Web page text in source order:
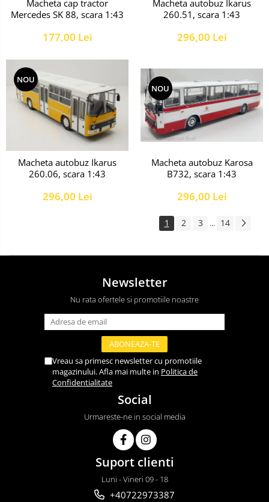
Macheta cap tractor
Mercedes SK 88, scara 1:43
177,00 Lei
Macheta autobuz Ikarus
260.51, scara 1:43
296,00 Lei
NOU
Macheta autobuz Ikarus
260.06, scara 1:43
296,00 Lei
NOU
Macheta autobuz Karosa
B732, scara 1:43
296,00 Lei
1 2 3 ... 14
Newsletter
Nu rata ofertele si promotiile noastre
Vreau sa primesc newsletter cu promotiile
magazinului. Afla mai multe in Politica de
Confidentialitate
Social
Urmareste-ne in social media
Suport clienti
Luni - Vineri 09 - 18
+40722973387